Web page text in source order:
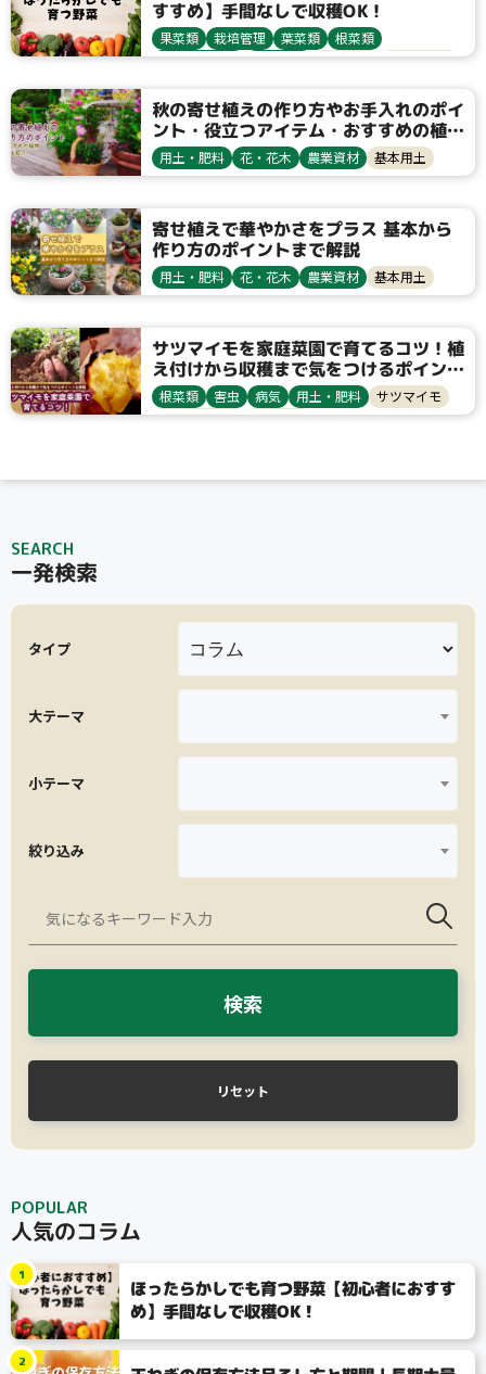
すすめ】手間なしで収穫OK！
果菜類 栽培管理 葉菜類
根菜類
健康野菜球根
農業資材 栽培方法
サツマイモ
秋の寄せ植えの作り方やお手入れのポイ
ント・役立つアイテム・おすすめの植物
9選も紹介
用土・肥料 花・花木 農業資材 基本用土
寄せ植えで華やかさをプラス 基本から
作り方のポイントまで解説
用土・肥料 花・花木 農業資材 基本用土
サツマイモを家庭菜園で育てるコツ！植
え付けから収穫まで気をつけるポイント
を解説
根菜類 害虫 病気 用土・肥料
サツマイモ
ヨトウムシ類
つる割病
SEARCH
一発検索
タイプ
大テーマ
小テーマ
絞り込み
検索
リセット
POPULAR
人気のコラム
ほったらかしでも育つ野菜【初心者におすす
め】手間なしで収穫OK！
1
2